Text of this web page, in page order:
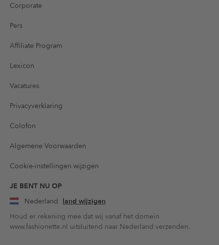
Corporate
Pers
Affiliate Program
Lexicon
Vacatures
Privacyverklaring
Colofon
Algemene Voorwaarden
Cookie-instellingen wijzigen
JE BENT NU OP
Nederland land wijzigen
Houd er rekening mee dat wij vanaf het domein
www.fashionette.nl uitsluitend naar Nederland verzenden.